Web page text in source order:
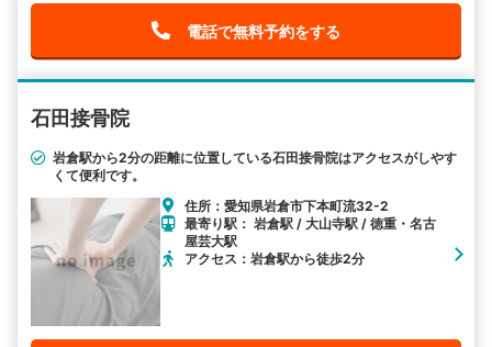
電話で無料予約をする
石田接骨院
岩倉駅から2分の距離に位置している石田接骨院はアクセスがしやす
くて便利です。
住所：愛知県岩倉市下本町流32-2
最寄り駅： 岩倉駅 / 大山寺駅 / 徳重・名古
屋芸大駅
アクセス：岩倉駅から徒歩2分